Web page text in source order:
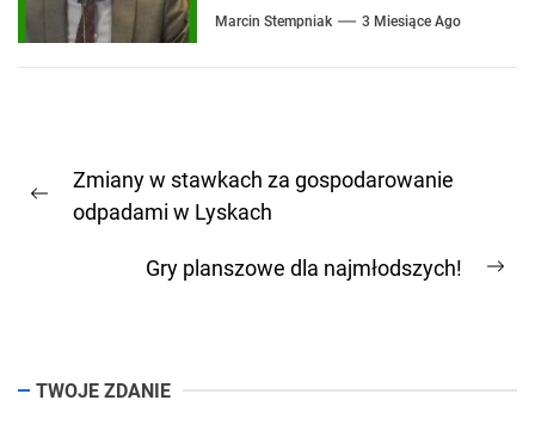
Marcin Stempniak 3 Miesiące Ago
wpisu
Previous
Zmiany w stawkach za gospodarowanie
odpadami w Lyskach
Gry planszowe dla najmłodszych!
TWOJE ZDANIE